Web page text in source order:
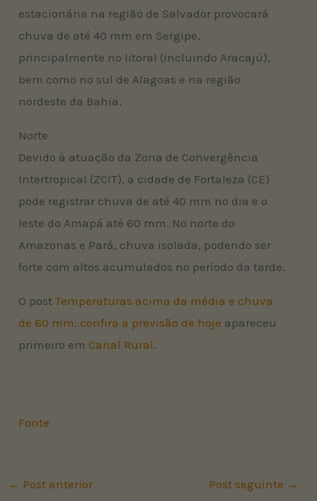
estacionária na região de Salvador provocará
chuva de até 40 mm em Sergipe,
principalmente no litoral (incluindo Aracajú),
bem como no sul de Alagoas e na região
nordeste da Bahia.
Norte
Devido à atuação da Zona de Convergência
Intertropical (ZCIT), a cidade de Fortaleza (CE)
pode registrar chuva de até 40 mm no dia e o
leste do Amapá até 60 mm. No norte do
Amazonas e Pará, chuva isolada, podendo ser
forte com altos acumulados no período da tarde.
O postTemperaturas acima da média e chuva
de 60 mm: confira a previsão de hoje apareceu
primeiro em Canal Rural.
Fonte
← Post anterior Post seguinte →